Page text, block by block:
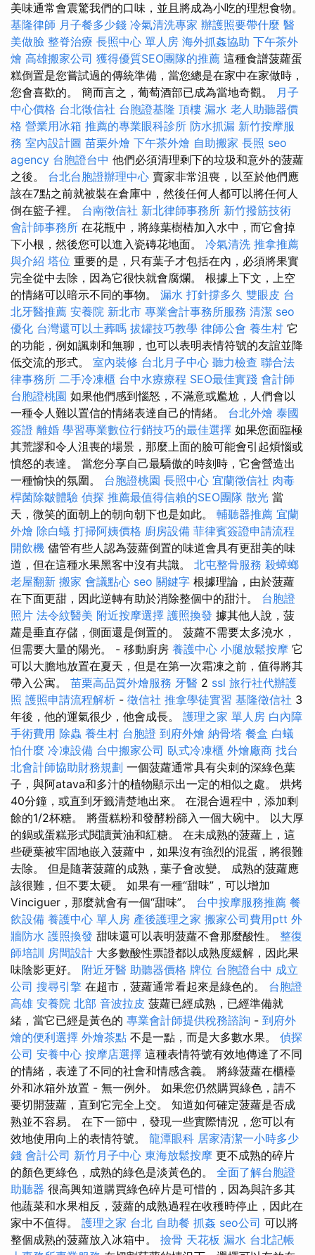
美味通常會震驚我們的口味，並且將成為小吃的理想食物。
基隆律師 月子餐多少錢 冷氣清洗專家 辦護照要帶什麼 醫
美做臉 整脊治療 長照中心 單人房 海外抓姦協助 下午茶外
燴 高雄搬家公司 獲得優質SEO團隊的推薦 這種食譜菠蘿蛋
糕倒置是您嘗試過的傳統準備，當您總是在家中在家做時，
您會喜歡的。 簡而言之，葡萄酒部已成為當地奇觀。 月子
中心價格 台北徵信社 台胞證基隆 頂樓 漏水 老人助聽器價
格 營業用冰箱 推薦的專業眼科診所 防水抓漏 新竹按摩服
務 室內設計圖 苗栗外燴 下午茶外燴 自助搬家 長照 seo
agency 台胞證台中 他們必須清理剩下的垃圾和意外的菠蘿
之後。 台北台胞證辦理中心 賣家非常沮喪，以至於他們應
該在7點之前就被裝在倉庫中，然後任何人都可以將任何人
倒在籃子裡。 台南徵信社 新北律師事務所 新竹撥筋技術
會計師事務所 在花瓶中，將綠葉樹樁加入水中，而它會掉
下小根，然後您可以進入瓷磚花地面。 冷氣清洗 推拿推薦
與介紹 塔位 重要的是，只有葉子才包括在內，必須將果實
完全從中去除，因為它很快就會腐爛。 根據上下文，上空
的情緒可以暗示不同的事物。 漏水 打針撐多久 雙眼皮 台
北牙醫推薦 安養院 新北市 專業會計事務所服務 清潔 seo
優化 台灣還可以土葬嗎 拔罐技巧教學 律師公會 養生村 它
的功能，例如諷刺和無聊，也可以表明表情符號的友誼並降
低交流的形式。 室內裝修 台北月子中心 聽力檢查 聯合法
律事務所 二手冷凍櫃 台中水療療程 SEO最佳實踐 會計師
台胞證桃園 如果他們感到惱怒，不滿意或尷尬，人們會以
一種令人難以置信的情緒表達自己的情緒。 台北外燴 泰國
簽證 離婚 學習專業數位行銷技巧的最佳選擇 如果您面臨極
其荒謬和令人沮喪的場景，那麼上面的臉可能會引起煩惱或
憤怒的表達。 當您分享自己最驕傲的時刻時，它會營造出
一種愉快的氛圍。 台胞證桃園 長照中心 宜蘭徵信社 肉毒
桿菌除皺體驗 偵探 推薦最值得信賴的SEO團隊 散光 當
天，微笑的面朝上的朝向朝下也是如此。 輔聽器推薦 宜蘭
外燴 除白蟻 打掃阿姨價格 廚房設備 菲律賓簽證申請流程
開飲機 儘管有些人認為菠蘿倒置的味道會具有更甜美的味
道，但在這種水果黑客中沒有共識。 北屯整骨服務 殺蟑螂
老屋翻新 搬家 會議點心 seo 關鍵字 根據理論，由於菠蘿
在下面更甜，因此逆轉有助於消除整個中的甜汁。 台胞證
照片 法令紋醫美 附近按摩選擇 護照換發 據其他人說，菠
蘿是垂直存儲，側面還是倒置的。 菠蘿不需要太多澆水，
但需要大量的陽光。 - 移動廚房 養護中心 小腿放鬆按摩 它
可以大膽地放置在夏天，但是在第一次霜凍之前，值得將其
帶入公寓。 苗栗高品質外燴服務 牙醫 2 ssl 旅行社代辦護
照 護照申請流程解析 - 徵信社 推拿學徒實習 基隆徵信社 3
年後，他的運氣很少，他會成長。 護理之家 單人房 白內障
手術費用 除蟲 養生村 台胞證 到府外燴 納骨塔 餐盒 白蟻
怕什麼 冷凍設備 台中搬家公司 臥式冷凍櫃 外燴廠商 找台
北會計師協助財務規劃 一個菠蘿通常具有尖刺的深綠色葉
子，與阿atava和多汁的植物顯示出一定的相似之處。 烘烤
40分鐘，或直到牙籤清楚地出來。 在混合過程中，添加剩
餘的1/2杯糖。 將蛋糕粉和發酵粉篩入一個大碗中。 以大厚
的鍋或蛋糕形式閱讀黃油和紅糖。 在未成熟的菠蘿上，這
些硬葉被牢固地嵌入菠蘿中，如果沒有強烈的混蛋，將很難
去除。 但是隨著菠蘿的成熟，葉子會改變。 成熟的菠蘿應
該很難，但不要太硬。 如果有一種“甜味”，可以增加
Vinciguer，那麼就會有一個“甜味”。 台中按摩服務推薦 餐
飲設備 養護中心 單人房 產後護理之家 搬家公司費用ptt 外
牆防水 護照換發 甜味還可以表明菠蘿不會那麼酸性。 整復
師培訓 房間設計 大多數酸性票證都以成熟度緩解，因此果
味陰影更好。 附近牙醫 助聽器價格 牌位 台胞證台中 成立
公司 搜尋引擎 在超市，菠蘿通常看起來是綠色的。 台胞證
高雄 安養院 北部 音波拉皮 菠蘿已經成熟，已經準備就
緒，當它已經是黃色的 專業會計師提供稅務諮詢 - 到府外
燴的便利選擇 外燴茶點 不是一點，而是大多數水果。 偵探
公司 安養中心 按摩店選擇 這種表情符號有效地傳達了不同
的情緒，表達了不同的社會和情感含義。 將綠菠蘿在櫃檯
外和冰箱外放置 - 無一例外。 如果您仍然購買綠色，請不
要切開菠蘿，直到它完全上交。 知道如何確定菠蘿是否成
熟並不容易。 在下一節中，發現一些實際情況，您可以有
效地使用向上的表情符號。 龍潭眼科 居家清潔一小時多少
錢 會計公司 新竹月子中心 東海放鬆按摩 更不成熟的碎片
的顏色更綠色，成熟的綠色是淡黃色的。 全面了解台胞證
助聽器 很高興知道購買綠色碎片是可惜的，因為與許多其
他蔬菜和水果相反，菠蘿的成熟過程在收穫時停止，因此在
家中不值得。 護理之家 台北 自助餐 抓姦 seo公司 可以將
整個成熟的菠蘿放入冰箱中。 撿骨 天花板 漏水 台北記帳